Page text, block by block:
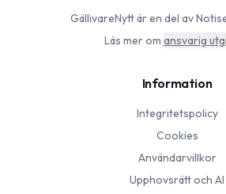
GällivareNyttär en del av
Läs mer om ansvarig
Information
Integritetspolicy
Cookies
Användarvillkor
Upphovsrätt och AI